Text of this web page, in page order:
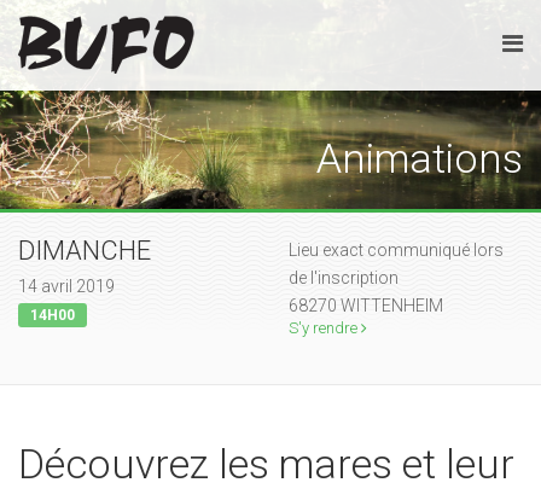
Animations
DIMANCHE
14 avril 2019
14H00
Lieu exact communiqué lors
de l'inscription
68270 WITTENHEIM
S'y rendre
Découvrez les mares et leur